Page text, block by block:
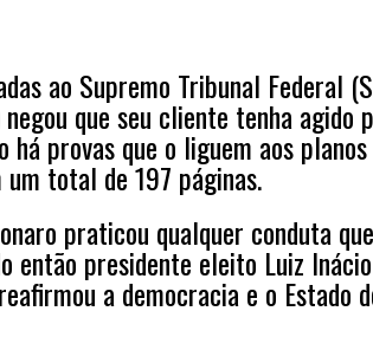
ao Supremo Tribunal Federal
que seu cliente tenha agido
há provas que o liguem aos
total de 197 páginas.
praticou qualquer conduta
então presidente eleito Luiz
a democracia e o Estado